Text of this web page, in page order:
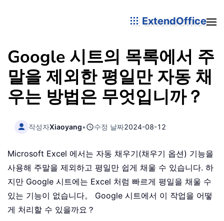
ExtendOffice
Google 시트의 목록에서 주
말을 제외한 평일만 자동 채
우는 방법은 무엇입니까？
작성자Xiaoyang• 수정 날짜2024-08-12
Microsoft Excel 에서는 자동 채우기(채우기 옵션) 기능을
사용해 주말을 제외하고 평일만 쉽게 채울 수 있습니다. 하
지만 Google 시트에는 Excel 처럼 빠르게 평일을 채울 수
있는 기능이 없습니다。 Google 시트에서 이 작업을 어떻
게 처리할 수 있을까요？